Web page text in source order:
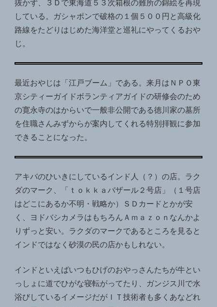
抜かず、３Ｄで東海道５３次箱根の難所の錦絵を再現
している。ガシャポンで破格の１個５００円と高級化
路線をたどりはじめた海洋堂と巡礼にやってくるおや
じ。
最近おやじは「江戸ブーム」である。来月はＮＰＯ東
京シティーガイドボランティアガイドの研修会のため
の寛永寺のはからいで一般非公開である徳川家の墓所
を住職さんみずからが案内してくれる特別拝観に参加
できることになった。
アキバのひいきにしているインド人（？）の店。ラク
ダのマーク、「ｔｏｋｋａバザール２号店」（１号店
はどこにあるか不明・戦略か）ＳＤカードとかが安
く、ヨドバシカメラはもちろんＡｍａｚｏｎなんかよ
りずっと安い。ラクダのマークであるところを見ると
インドではなく砂漠の民の店かもしれない。
インドといえばいつもひげのおやっさんたちが牛とい
っしょに道でひがな寝転がってたり、ガンジス川で水
浴びしているイメージだがＩＴ技術者も多くあなどれ